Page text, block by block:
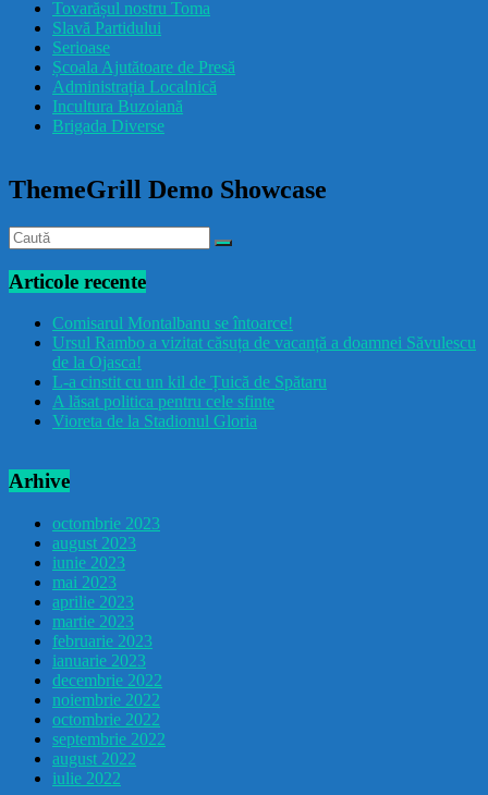
drăcușorulbuzoian
Tovarășul nostru Toma
Slavă Partidului
Serioase
Școala Ajutătoare de Presă
Administrația Localnică
Incultura Buzoiană
Brigada Diverse
ThemeGrill Demo Showcase
Articole recente
Comisarul Montalbanu se întoarce!
Ursul Rambo a vizitat căsuța de vacanță a doamnei Săvulescu
de la Ojasca!
L-a cinstit cu un kil de Țuică de Spătaru
A lăsat politica pentru cele sfinte
Vioreta de la Stadionul Gloria
Arhive
octombrie 2023
august 2023
iunie 2023
mai 2023
aprilie 2023
martie 2023
februarie 2023
ianuarie 2023
decembrie 2022
noiembrie 2022
octombrie 2022
septembrie 2022
august 2022
iulie 2022